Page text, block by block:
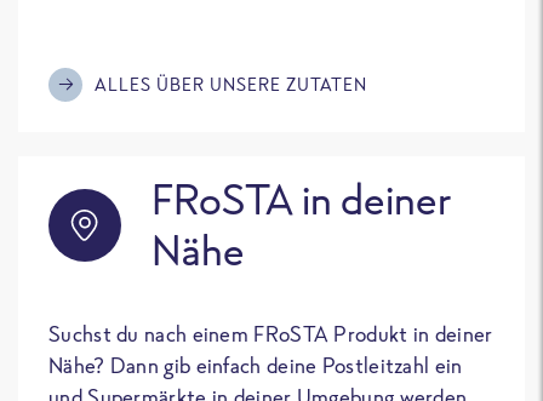
ALLES ÜBER UNSERE ZUTATEN
FRoSTA in deiner
Nähe
Suchst du nach einem FRoSTA Produkt in deiner
Nähe? Dann gib einfach deine Postleitzahl ein